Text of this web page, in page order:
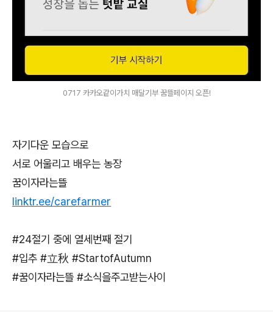
0717 카카오같이가치 매달기부 꿈뜰페이지 오픈!
자기다운 모습으로
서로 어울리고 배우는 농장
꿈이자라는뜰
linktr.ee/carefarmer
#24절기 중에 열세번째 절기
#입추 #立秋 #StartofAutumn
#꿈이자라는뜰 #소식을주고받는사이